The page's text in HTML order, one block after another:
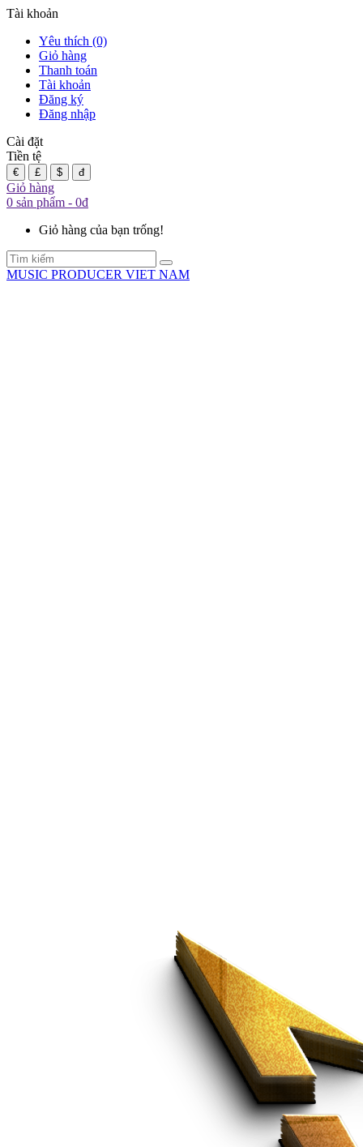
Tài khoản
Yêu thích (0)
Giỏ hàng
Thanh toán
Tài khoản
Đăng ký
Đăng nhập
Cài đặt
Tiền tệ
€ £ $ đ
Giỏ hàng
0 sản phẩm - 0đ
Giỏ hàng của bạn trống!
MUSIC PRODUCER VIET NAM